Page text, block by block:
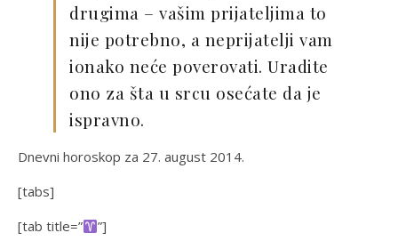
drugima – vašim prijateljima to
nije potrebno, a neprijatelji vam
ionako neće poverovati. Uradite
ono za šta u srcu osećate da je
ispravno.
Dnevni horoskop za 27. august 2014.
[tabs]
[tab title=”
”]